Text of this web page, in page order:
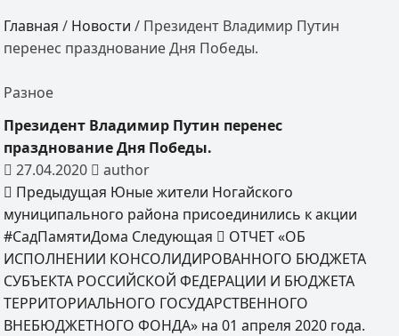
Главная / Новости / Президент Владимир Путин
перенес празднование Дня Победы. ⠀
Разное
Президент Владимир Путин перенес
празднование Дня Победы. ⠀
27.04.2020
author
Предыдущая Юные жители Ногайского
муниципального района присоединились к акции
#СадПамятиДома Следующая
ОТЧЕТ «ОБ
ИСПОЛНЕНИИ КОНСОЛИДИРОВАННОГО БЮДЖЕТА
СУБЪЕКТА РОССИЙСКОЙ ФЕДЕРАЦИИ И БЮДЖЕТА
ТЕРРИТОРИАЛЬНОГО ГОСУДАРСТВЕННОГО
ВНЕБЮДЖЕТНОГО ФОНДА» на 01 апреля 2020 года.